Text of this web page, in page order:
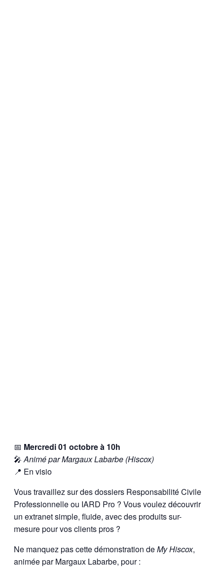
📅 Mercredi 01 octobre à 10h
🎤 Animé par Margaux Labarbe (Hiscox)
📍 En visio
Vous travaillez sur des dossiers Responsabilité Civile
Professionnelle ou IARD Pro ? Vous voulez découvrir
un extranet simple, fluide, avec des produits sur-
mesure pour vos clients pros ?
Ne manquez pas cette démonstration deMy Hiscox,
animée par Margaux Labarbe, pour :